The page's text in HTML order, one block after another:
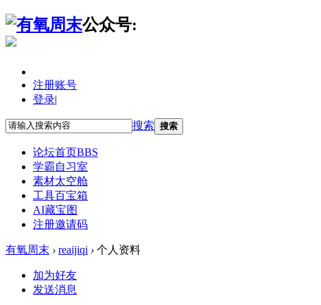
公众号:
注册账号
登录|
搜索 搜索
论坛首页BBS
学霸自习室
素材太空舱
工具百宝箱
AI藏宝图
注册邀请码
有氧周末 › reaijiqi › 个人资料
加为好友
发送消息